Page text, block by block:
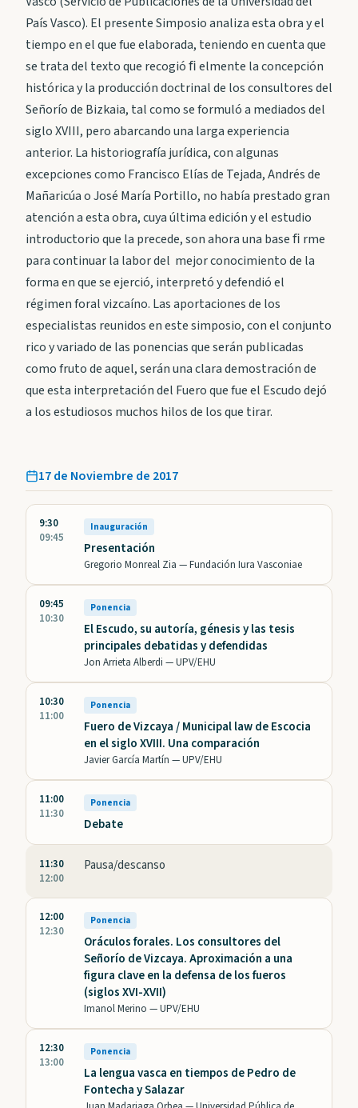
País Vasco). El presente Simposio analiza esta obra y el
tiempo en el que fue elaborada, teniendo en cuenta que
se trata del texto que recogió ﬁ elmente la concepción
histórica y la producción doctrinal de los consultores del
Señorío de Bizkaia, tal como se formuló a mediados del
siglo XVIII, pero abarcando una larga experiencia
anterior. La historiografía jurídica, con algunas
excepciones como Francisco Elías de Tejada, Andrés de
Mañaricúa o José María Portillo, no había prestado gran
atención a esta obra, cuya última edición y el estudio
introductorio que la precede, son ahora una base ﬁ rme
para continuar la labor del mejor conocimiento de la
forma en que se ejerció, interpretó y defendió el
régimen foral vizcaíno. Las aportaciones de los
especialistas reunidos en este simposio, con el conjunto
rico y variado de las ponencias que serán publicadas
como fruto de aquel, serán una clara demostración de
que esta interpretación del Fuero que fue el Escudo dejó
a los estudiosos muchos hilos de los que tirar.
17 de Noviembre de 2017
9:30
09:45
Inauguración
Presentación
Gregorio Monreal Zia —Fundación Iura Vasconiae
09:45
10:30
Ponencia
El Escudo, su autoría, génesis y las tesis
principales debatidas y defendidas
Jon Arrieta Alberdi —UPV/EHU
10:30
11:00
Ponencia
Fuero de Vizcaya / Municipal law de Escocia
en el siglo XVIII. Una comparación
Javier García Martín —UPV/EHU
11:00
11:30
Ponencia
Debate
11:30
12:00
Pausa/descanso
12:00
12:30
Ponencia
Oráculos forales. Los consultores del
Señorío de Vizcaya. Aproximación a una
figura clave en la defensa de los fueros
(siglos XVI-XVII)
Imanol Merino —UPV/EHU
12:30
13:00
Ponencia
La lengua vasca en tiempos de Pedro de
Fontecha y Salazar